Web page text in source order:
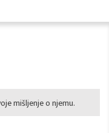
mišljenje o njemu.